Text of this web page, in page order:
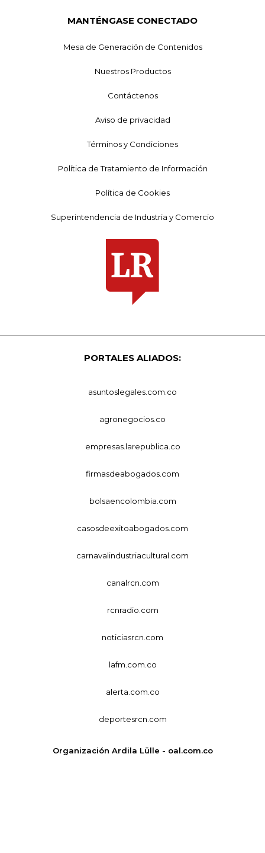
MANTÉNGASE CONECTADO
Mesa de Generación de Contenidos
Nuestros Productos
Contáctenos
Aviso de privacidad
Términos y Condiciones
Política de Tratamiento de Información
Política de Cookies
Superintendencia de Industria y Comercio
PORTALES ALIADOS:
asuntoslegales.com.co
agronegocios.co
empresas.larepublica.co
firmasdeabogados.com
bolsaencolombia.com
casosdeexitoabogados.com
carnavalindustriacultural.com
canalrcn.com
rcnradio.com
noticiasrcn.com
lafm.com.co
alerta.com.co
deportesrcn.com
Organización Ardila Lülle - oal.com.co